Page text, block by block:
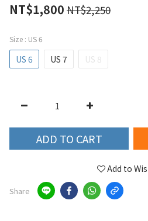
NT$1,800 NT$2,250
Size : US 6
US 6 US 7 US 8
ADD TO CART
Add to
Share